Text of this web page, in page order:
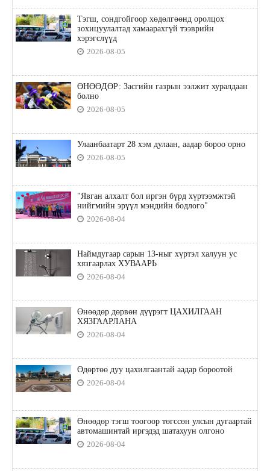
Тэгш, сондгойгоор хөдөлгөөнд оролцох
зохицуулалтад хамаарахгүй тээврийн
хэрэгслүүд
2026-08-05
ӨНӨӨДӨР: Засгийн газрын ээлжит хуралдаан
болно
2026-08-05
Улаанбаатарт 28 хэм дулаан, аадар бороо орно
2026-08-05
"Явган алхалт бол иргэн бүрд хүртээмжтэй
нийгмийн эрүүл мэндийн бодлого"
2026-08-04
Наймдугаар сарын 13-ныг хүртэл халуун ус
хязгаарлах ХУВААРЬ
2026-08-04
Өнөөдөр дөрвөн дүүрэгт ЦАХИЛГААН
ХЯЗГААРЛАНА
2026-08-04
Өдөртөө дуу цахилгаантай аадар бороотой
2026-08-04
Өнөөдөр тэгш тоогоор төгссөн улсын дугаартай
автомашинтай иргэдэд шатахуун олгоно
2026-08-04